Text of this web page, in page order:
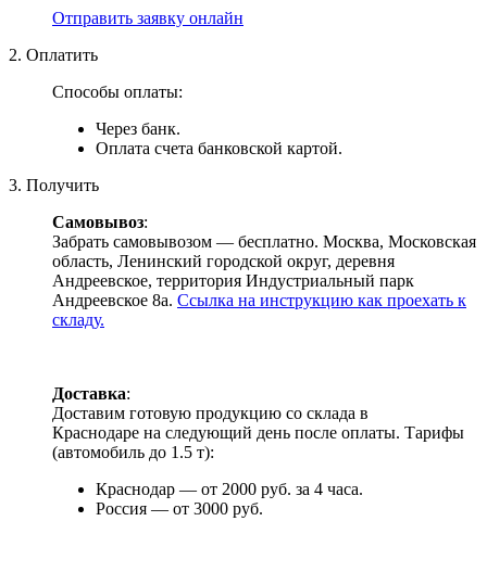
Отправить заявку онлайн
2. Оплатить
Способы оплаты:
Через банк.
Оплата счета банковской картой.
3. Получить
Самовывоз:
Забрать самовывозом — бесплатно. Москва, Московская
область, Ленинский городской округ, деревня
Андреевское, территория Индустриальный парк
Андреевское 8а. Ссылка на инструкцию как проехать к
складу.
Доставка:
Доставим готовую продукцию со склада в
Краснодаре на следующий день после оплаты. Тарифы
(автомобиль до 1.5 т):
Краснодар — от 2000 руб. за 4 часа.
Россия — от 3000 руб.